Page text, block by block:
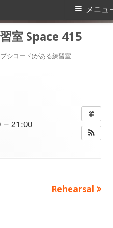
室 Space 415
シコード)がある練習室
メニュ
– 21:00
次
Rehearsal